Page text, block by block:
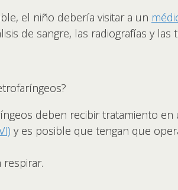
el niño debería visitar a un
de sangre, las radiografías y
deben recibir tratamiento
y es posible que tengan que